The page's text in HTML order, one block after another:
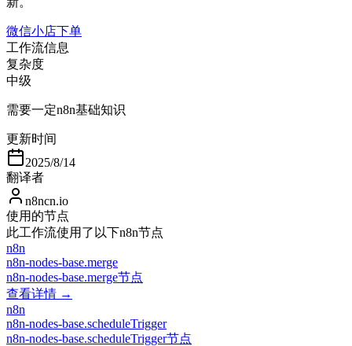
微信小店下单
工作流信息
复杂度
中级
需要一定n8n基础知识
更新时间
2025/8/14
翻译者
n8ncn.io
使用的节点
此工作流使用了以下n8n节点
n8n
n8n-nodes-base.merge
n8n-nodes-base.merge节点
查看详情 →
n8n
n8n-nodes-base.scheduleTrigger
n8n-nodes-base.scheduleTrigger节点